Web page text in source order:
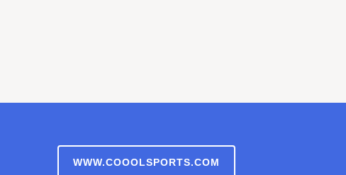
WWW.COOOLSPORTS.COM